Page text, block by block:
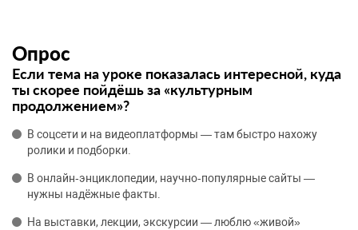
Опрос
Если тема на уроке показалась интересной, куда
ты скорее пойдёшь за «культурным
продолжением»?
В соцсети и на видеоплатформы — там быстро нахожу
ролики и подборки.
В онлайн‑энциклопедии, научно‑популярные сайты —
нужны надёжные факты.
На выставки, лекции, экскурсии — люблю «живой»